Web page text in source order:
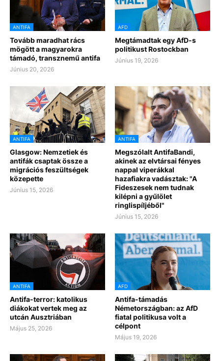
ANTIFA
Tovább maradhat rács
mögött a magyarokra
támadó, transznemű antifa
Június 20, 2026
AFD
Megtámadtak egy AfD-s
politikust Rostockban
Június 19, 2026
ANTIFA
Glasgow: Nemzetiek és
antifák csaptak össze a
migrációs feszültségek
közepette
Június 15, 2026
ANTIFA
Megszólalt AntifaBandi,
akinek az elvtársai fényes
nappal viperákkal
hazafiakra vadásztak: "A
Fideszesek nem tudnak
kilépni a gyűlölet
ringlispíljéből"
Június 15, 2026
ANTIFA
Antifa-terror: katolikus
diákokat vertek meg az
utcán Ausztriában
Május 25, 2026
AFD
Antifa-támadás
Németországban: az AfD
fiatal politikusa volt a
célpont
Május 19, 2026